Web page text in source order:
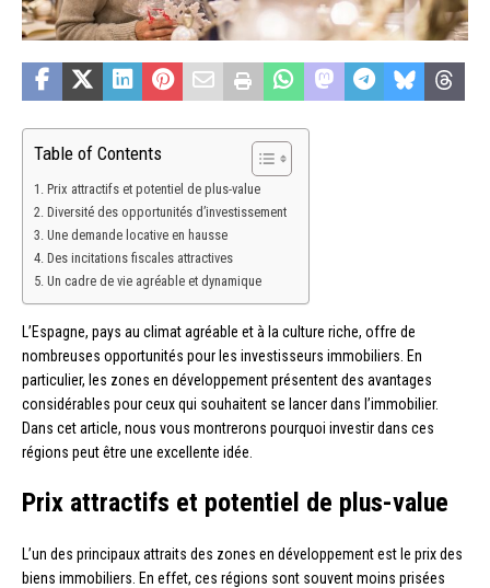
Table of Contents
Prix attractifs et potentiel de plus-value
Diversité des opportunités d’investissement
Une demande locative en hausse
Des incitations fiscales attractives
Un cadre de vie agréable et dynamique
L’Espagne, pays au climat agréable et à la culture riche, offre de
nombreuses opportunités pour les investisseurs immobiliers. En
particulier, les zones en développement présentent des avantages
considérables pour ceux qui souhaitent se lancer dans l’immobilier.
Dans cet article, nous vous montrerons pourquoi investir dans ces
régions peut être une excellente idée.
Prix attractifs et potentiel de plus-value
L’un des principaux attraits des zones en développement est le prix des
biens immobiliers. En effet, ces régions sont souvent moins prisées